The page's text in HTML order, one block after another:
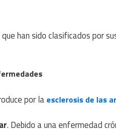
han sido clasificados por
por la esclerosis de las
. Debido a una enfermedad